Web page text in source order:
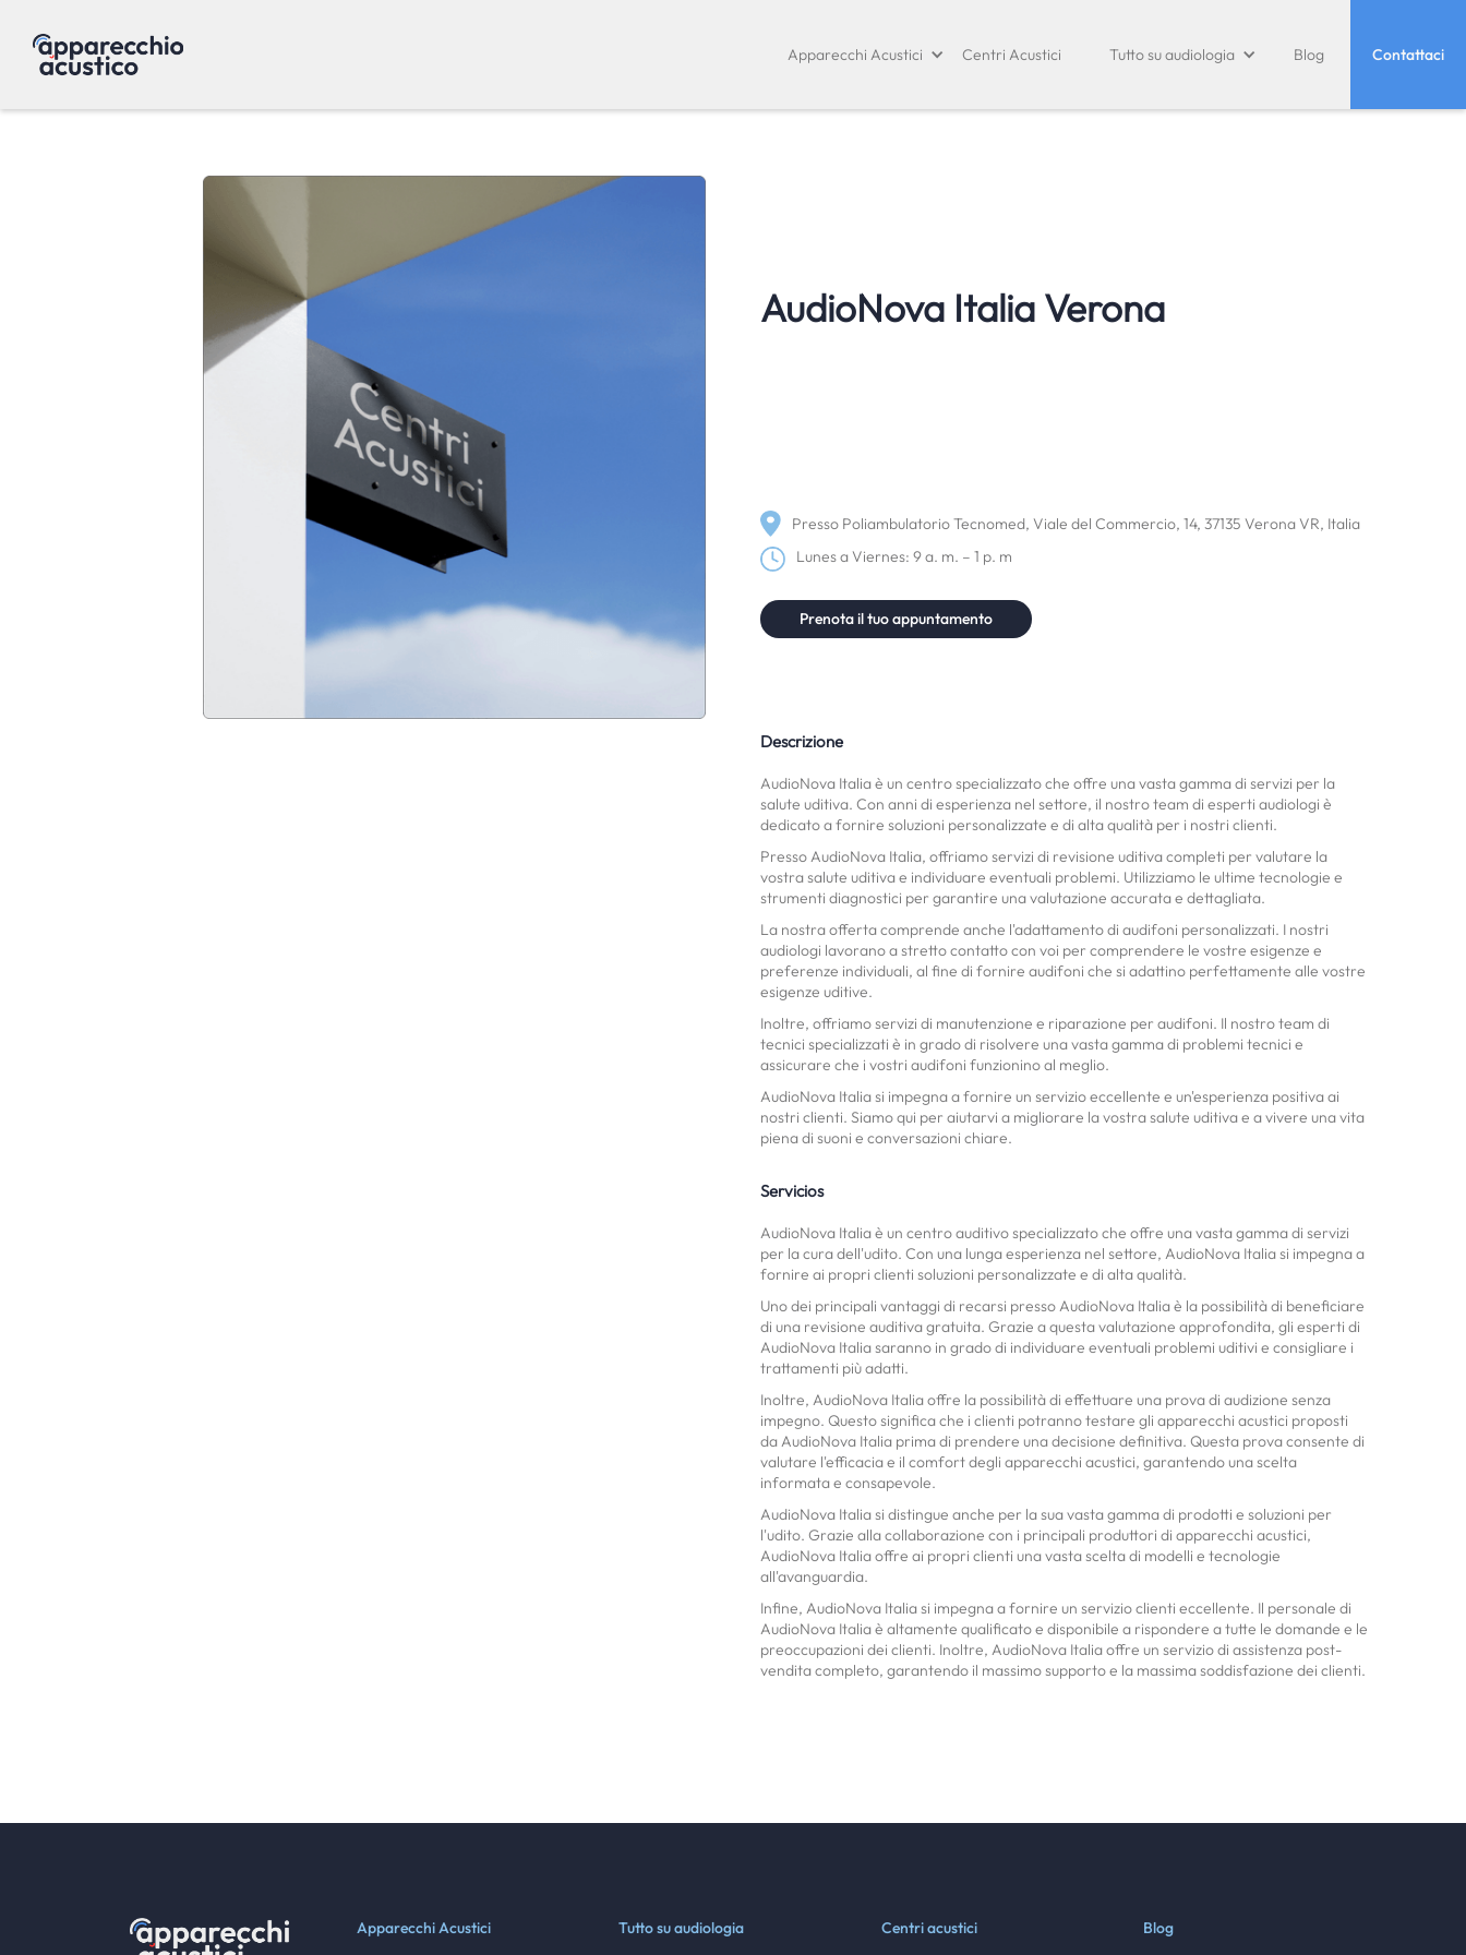
Apparecchi Acustici Centri Acustici Tutto su audiologia Blog Contattaci
AudioNova Italia Verona
Presso Poliambulatorio Tecnomed, Viale del Commercio, 14, 37135 Verona VR, Italia
Lunes a Viernes: 9 a. m. – 1 p. m
Prenota il tuo appuntamento
Descrizione
AudioNova Italia è un centro specializzato che offre una vasta gamma di servizi per la
salute uditiva. Con anni di esperienza nel settore, il nostro team di esperti audiologi è
dedicato a fornire soluzioni personalizzate e di alta qualità per i nostri clienti.
Presso AudioNova Italia, offriamo servizi di revisione uditiva completi per valutare la
vostra salute uditiva e individuare eventuali problemi. Utilizziamo le ultime tecnologie e
strumenti diagnostici per garantire una valutazione accurata e dettagliata.
La nostra offerta comprende anche l'adattamento di audifoni personalizzati. I nostri
audiologi lavorano a stretto contatto con voi per comprendere le vostre esigenze e
preferenze individuali, al fine di fornire audifoni che si adattino perfettamente alle vostre
esigenze uditive.
Inoltre, offriamo servizi di manutenzione e riparazione per audifoni. Il nostro team di
tecnici specializzati è in grado di risolvere una vasta gamma di problemi tecnici e
assicurare che i vostri audifoni funzionino al meglio.
AudioNova Italia si impegna a fornire un servizio eccellente e un'esperienza positiva ai
nostri clienti. Siamo qui per aiutarvi a migliorare la vostra salute uditiva e a vivere una vita
piena di suoni e conversazioni chiare.
Servicios
AudioNova Italia è un centro auditivo specializzato che offre una vasta gamma di servizi
per la cura dell'udito. Con una lunga esperienza nel settore, AudioNova Italia si impegna a
fornire ai propri clienti soluzioni personalizzate e di alta qualità.
Uno dei principali vantaggi di recarsi presso AudioNova Italia è la possibilità di beneficiare
di una revisione auditiva gratuita. Grazie a questa valutazione approfondita, gli esperti di
AudioNova Italia saranno in grado di individuare eventuali problemi uditivi e consigliare i
trattamenti più adatti.
Inoltre, AudioNova Italia offre la possibilità di effettuare una prova di audizione senza
impegno. Questo significa che i clienti potranno testare gli apparecchi acustici proposti
da AudioNova Italia prima di prendere una decisione definitiva. Questa prova consente di
valutare l'efficacia e il comfort degli apparecchi acustici, garantendo una scelta
informata e consapevole.
AudioNova Italia si distingue anche per la sua vasta gamma di prodotti e soluzioni per
l'udito. Grazie alla collaborazione con i principali produttori di apparecchi acustici,
AudioNova Italia offre ai propri clienti una vasta scelta di modelli e tecnologie
all'avanguardia.
Infine, AudioNova Italia si impegna a fornire un servizio clienti eccellente. Il personale di
AudioNova Italia è altamente qualificato e disponibile a rispondere a tutte le domande e le
preoccupazioni dei clienti. Inoltre, AudioNova Italia offre un servizio di assistenza post-
vendita completo, garantendo il massimo supporto e la massima soddisfazione dei clienti.
Apparecchi Acustici Tutto su audiologia Centri acustici Blog